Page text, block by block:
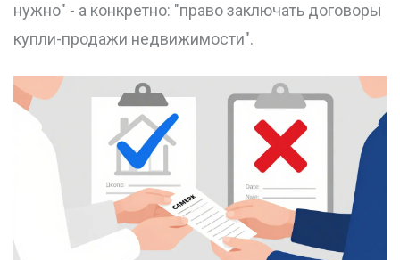
нужно" - а конкретно: "право заключать договоры
купли-продажи недвижимости".